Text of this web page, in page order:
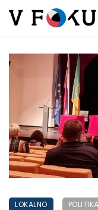
LOKALNO POLITIKA